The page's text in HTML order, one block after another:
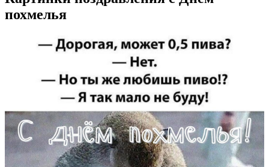
похмелья